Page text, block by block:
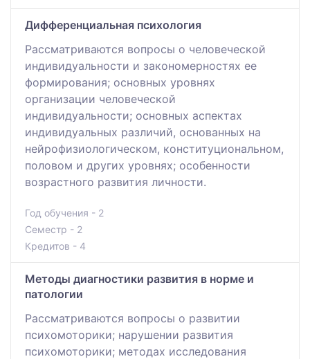
Дифференциальная психология
Рассматриваются вопросы о человеческой
индивидуальности и закономерностях ее
формирования; основных уровнях
организации человеческой
индивидуальности; основных аспектах
индивидуальных различий, основанных на
нейрофизиологическом, конституциональном,
половом и других уровнях; особенности
возрастного развития личности.
Год обучения - 2
Семестр - 2
Кредитов - 4
Методы диагностики развития в норме и
патологии
Рассматриваются вопросы о развитии
психомоторики; нарушении развития
психомоторики; методах исследования